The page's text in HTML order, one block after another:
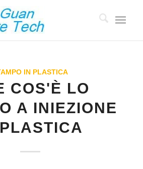
IN PLASTICA
COS'È LO
A INIEZIONE